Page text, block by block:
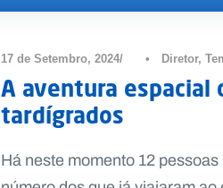
17 de Setembro, 2024 • Diretor,
A aventura espacial
tardígrados
Há neste momento 12